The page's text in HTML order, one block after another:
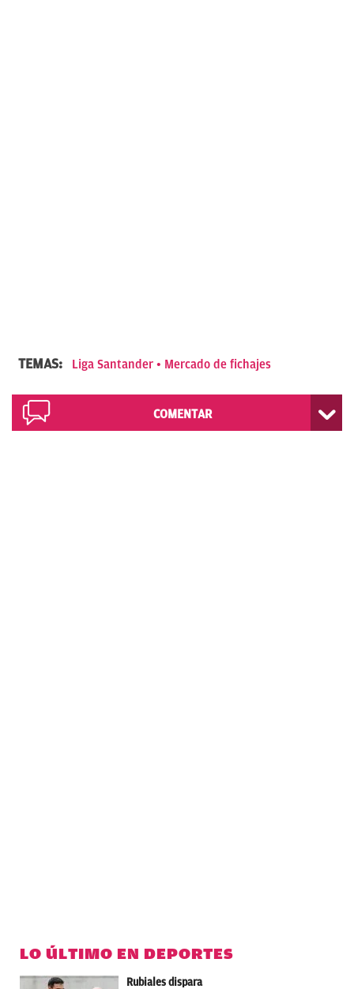
TEMAS: Liga Santander Mercado de fichajes
COMENTAR
LO ÚLTIMO EN DEPORTES
Rubiales dispara